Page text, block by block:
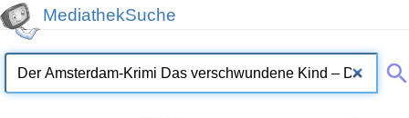
MediathekSuche